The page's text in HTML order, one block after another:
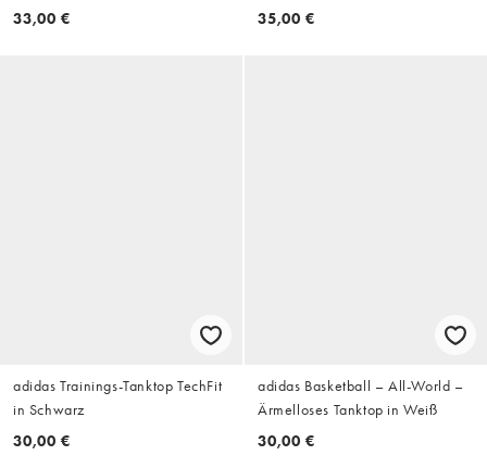
Streifen
33,00 €
Blau
35,00 €
adidas Trainings-Tanktop TechFit
in Schwarz
30,00 €
adidas Basketball – All-World –
Ärmelloses Tanktop in Weiß
30,00 €